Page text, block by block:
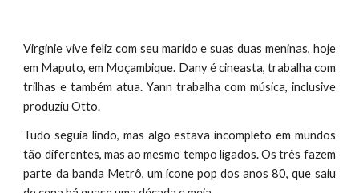
Virginie vive feliz com seu marido e suas duas meninas, hoje
em Maputo, em Moçambique. Dany é cineasta, trabalha com
trilhas e também atua. Yann trabalha com música, inclusive
produziu Otto.
Tudo seguia lindo, mas algo estava incompleto em mundos
tão diferentes, mas ao mesmo tempo ligados. Os três fazem
parte da banda Metrô, um ícone pop dos anos 80, que saiu